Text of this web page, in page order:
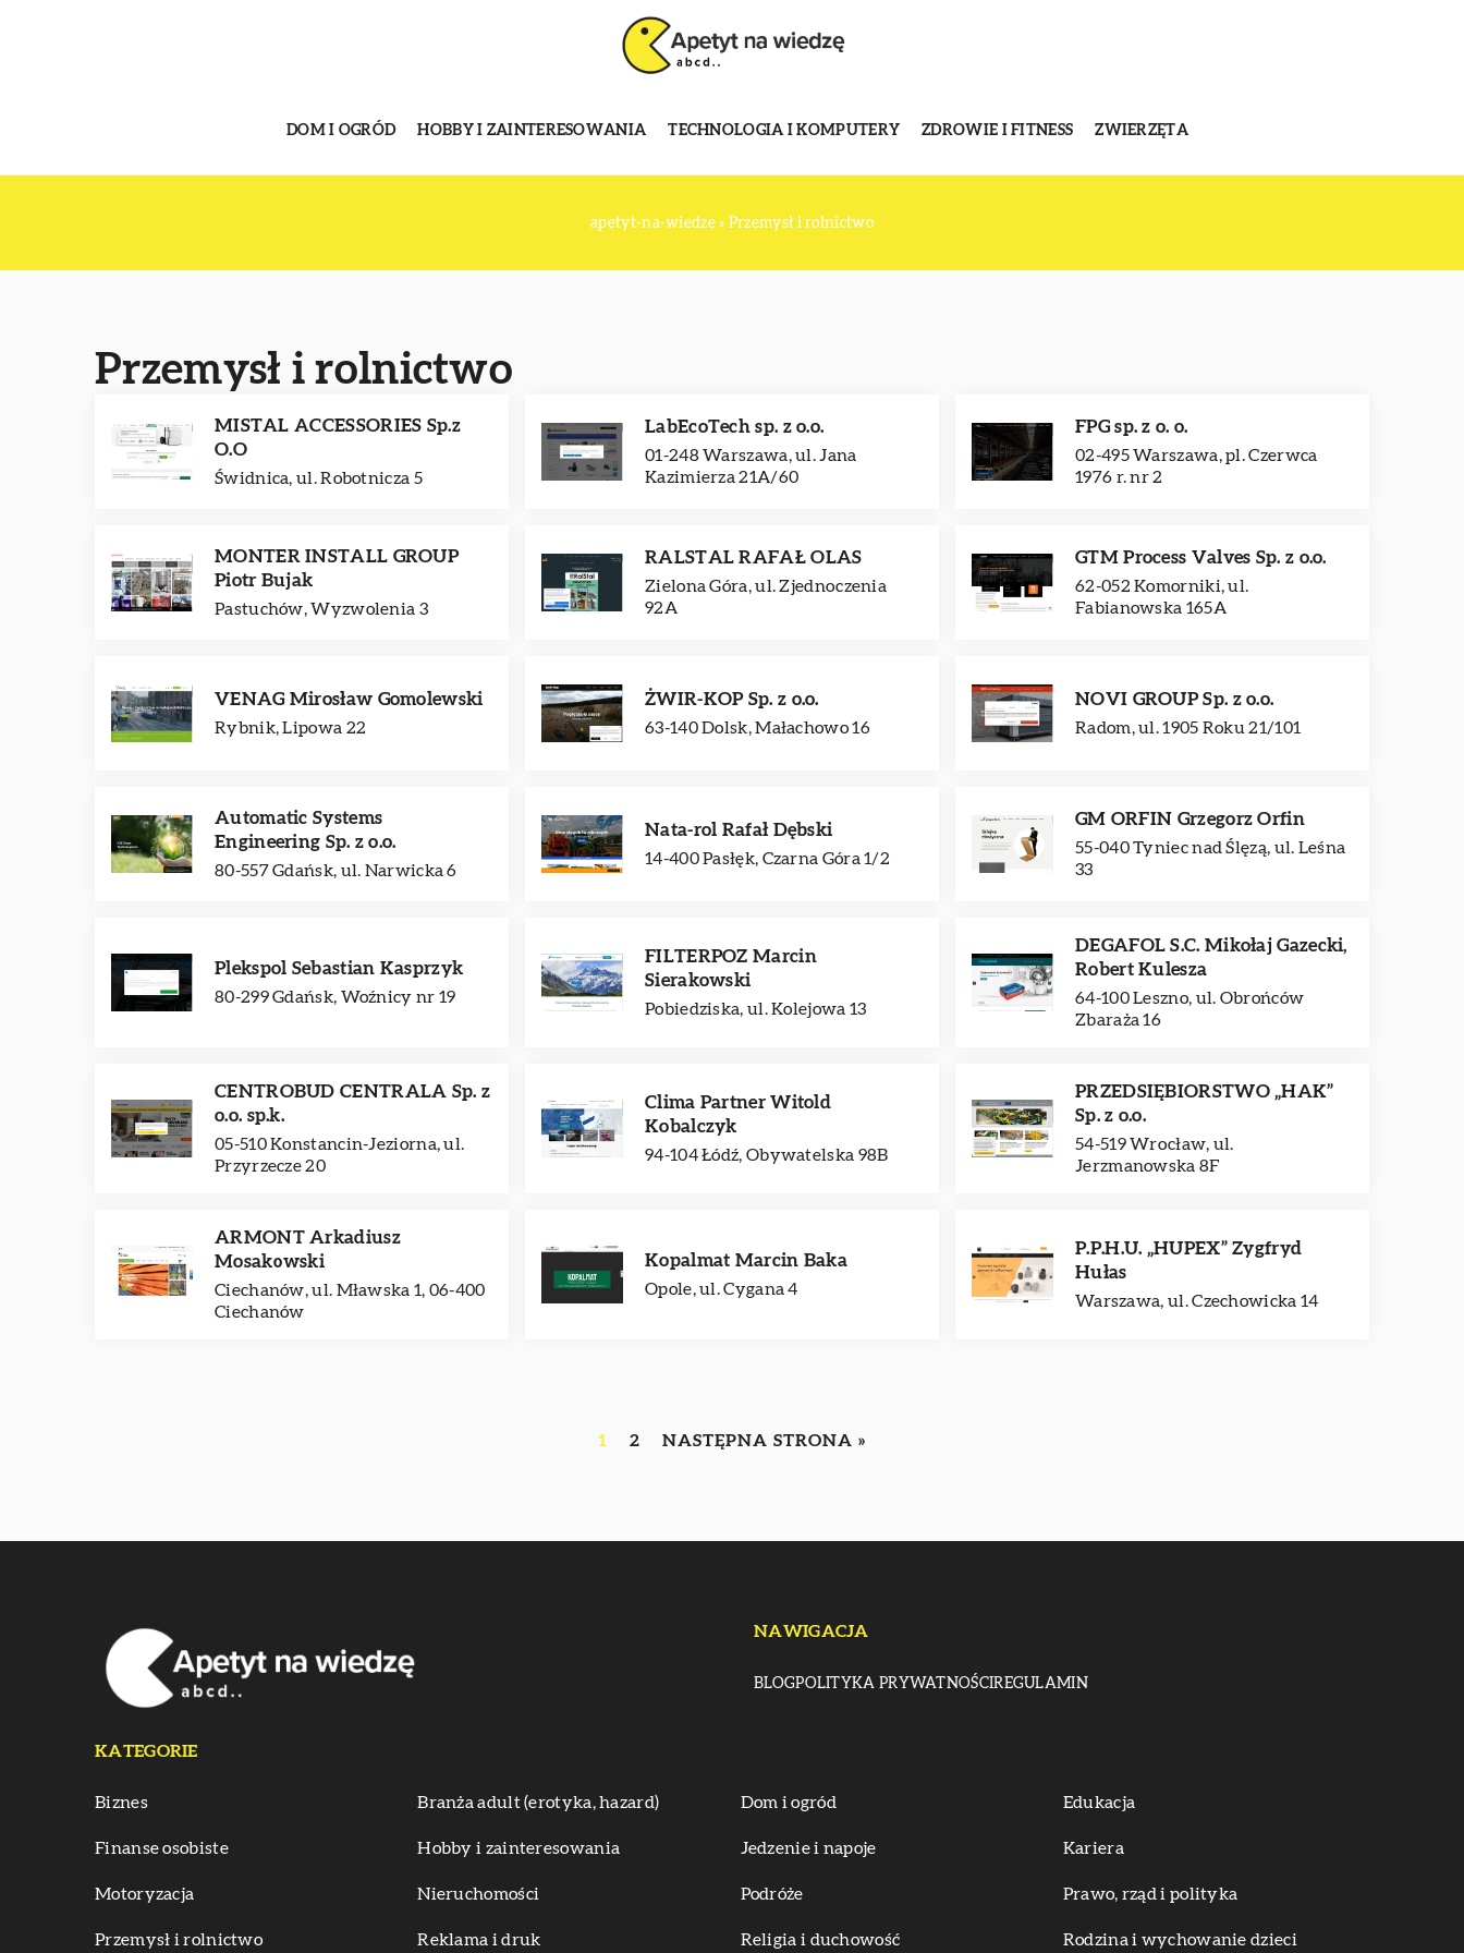
DOM I OGRÓD HOBBY I ZAINTERESOWANIA TECHNOLOGIA I KOMPUTERY ZDROWIE I FITNESS ZWIERZĘTA
apetyt-na-wiedze» Przemysł i rolnictwo
Przemysł i rolnictwo
MISTAL ACCESSORIES Sp.z
O.O
Świdnica, ul. Robotnicza 5
LabEcoTech sp. z o.o.
01-248 Warszawa, ul. Jana
Kazimierza 21A/60
FPG sp. z o. o.
02-495 Warszawa, pl. Czerwca
1976 r. nr 2
MONTER INSTALL GROUP
Piotr Bujak
Pastuchów, Wyzwolenia 3
RALSTAL RAFAŁ OLAS
Zielona Góra, ul. Zjednoczenia
92A
GTM Process Valves Sp. z o.o.
62-052 Komorniki, ul.
Fabianowska 165A
VENAG Mirosław Gomolewski
Rybnik, Lipowa 22
ŻWIR-KOP Sp. z o.o.
63-140 Dolsk, Małachowo 16
NOVI GROUP Sp. z o.o.
Radom, ul. 1905 Roku 21/101
Automatic Systems
Engineering Sp. z o.o.
80-557 Gdańsk, ul. Narwicka 6
Nata-rol Rafał Dębski
14-400 Pasłęk, Czarna Góra 1/2
GM ORFIN Grzegorz Orfin
55-040 Tyniec nad Ślęzą, ul. Leśna
33
Plekspol Sebastian Kasprzyk
80-299 Gdańsk, Woźnicy nr 19
FILTERPOZ Marcin
Sierakowski
Pobiedziska, ul. Kolejowa 13
DEGAFOL S.C. Mikołaj Gazecki,
Robert Kulesza
64-100 Leszno, ul. Obrońców
Zbaraża 16
CENTROBUD CENTRALA Sp. z
o.o. sp.k.
05-510 Konstancin-Jeziorna, ul.
Przyrzecze 20
Clima Partner Witold
Kobalczyk
94-104 Łódź, Obywatelska 98B
PRZEDSIĘBIORSTWO „HAK”
Sp. z o.o.
54-519 Wrocław, ul.
Jerzmanowska 8F
ARMONT Arkadiusz
Mosakowski
Ciechanów, ul. Mławska 1, 06-400
Ciechanów
Kopalmat Marcin Baka
Opole, ul. Cygana 4
P.P.H.U. „HUPEX” Zygfryd
Hułas
Warszawa, ul. Czechowicka 14
1 2 NASTĘPNA STRONA »
NAWIGACJA
BLOGPOLITYKA PRYWATNOŚCIREGULAMIN
KATEGORIE
Biznes Branża adult (erotyka, hazard) Dom i ogród Edukacja
Finanse osobiste Hobby i zainteresowania Jedzenie i napoje Kariera
Motoryzacja Nieruchomości Podróże Prawo, rząd i polityka
Przemysł i rolnictwo Reklama i druk Religia i duchowość Rodzina i wychowanie dzieci